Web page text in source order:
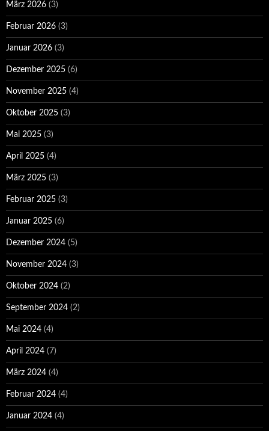
März 2026 (3)
Februar 2026 (3)
Januar 2026 (3)
Dezember 2025 (6)
November 2025 (4)
Oktober 2025 (3)
Mai 2025 (3)
April 2025 (4)
März 2025 (3)
Februar 2025 (3)
Januar 2025 (6)
Dezember 2024 (5)
November 2024 (3)
Oktober 2024 (2)
September 2024 (2)
Mai 2024 (4)
April 2024 (7)
März 2024 (4)
Februar 2024 (4)
Januar 2024 (4)